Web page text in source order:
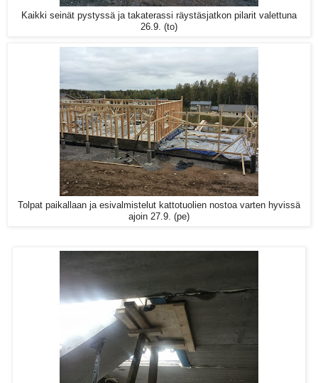
Kaikki seinät pystyssä ja takaterassi räystäsjatkon pilarit valettuna
26.9. (to)
Tolpat paikallaan ja esivalmistelut kattotuolien nostoa varten hyvissä
ajoin 27.9. (pe)